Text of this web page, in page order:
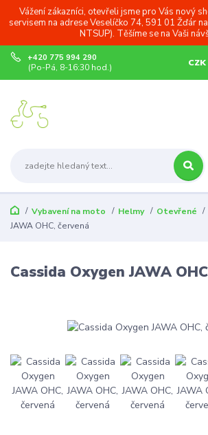
Vážení zákazníci, otevřeli jsme pro Vás nový
servisem na adrese Veselíčko 74, 591 01 Žďár
NTSUP). Těšíme se na Vaši
CZK
+420 775 994 290
(Po-Pá, 8-16:30 hod.)
Vybavení na moto Helmy Otevřené
JAWA OHC, červená
Cassida Oxygen JAWA